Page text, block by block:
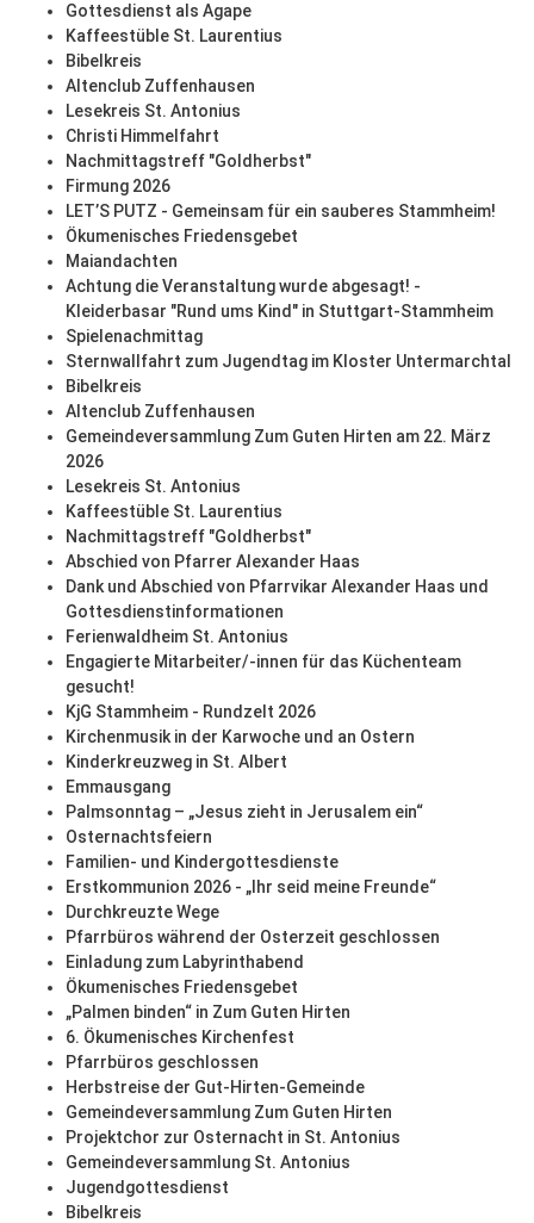
Gottesdienst als Agape
Kaffeestüble St. Laurentius
Bibelkreis
Altenclub Zuffenhausen
Lesekreis St. Antonius
Christi Himmelfahrt
Nachmittagstreff "Goldherbst"
Firmung 2026
LET’S PUTZ - Gemeinsam für ein sauberes Stammheim!
Ökumenisches Friedensgebet
Maiandachten
Achtung die Veranstaltung wurde abgesagt! -
Kleiderbasar "Rund ums Kind" in Stuttgart-Stammheim
Spielenachmittag
Sternwallfahrt zum Jugendtag im Kloster Untermarchtal
Bibelkreis
Altenclub Zuffenhausen
Gemeindeversammlung Zum Guten Hirten am 22. März
2026
Lesekreis St. Antonius
Kaffeestüble St. Laurentius
Nachmittagstreff "Goldherbst"
Abschied von Pfarrer Alexander Haas
Dank und Abschied von Pfarrvikar Alexander Haas und
Gottesdienstinformationen
Ferienwaldheim St. Antonius
Engagierte Mitarbeiter/-innen für das Küchenteam
gesucht!
KjG Stammheim - Rundzelt 2026
Kirchenmusik in der Karwoche und an Ostern
Kinderkreuzweg in St. Albert
Emmausgang
Palmsonntag – „Jesus zieht in Jerusalem ein“
Osternachtsfeiern
Familien- und Kindergottesdienste
Erstkommunion 2026 - „Ihr seid meine Freunde“
Durchkreuzte Wege
Pfarrbüros während der Osterzeit geschlossen
Einladung zum Labyrinthabend
Ökumenisches Friedensgebet
„Palmen binden“ in Zum Guten Hirten
6. Ökumenisches Kirchenfest
Pfarrbüros geschlossen
Herbstreise der Gut-Hirten-Gemeinde
Gemeindeversammlung Zum Guten Hirten
Projektchor zur Osternacht in St. Antonius
Gemeindeversammlung St. Antonius
Jugendgottesdienst
Bibelkreis